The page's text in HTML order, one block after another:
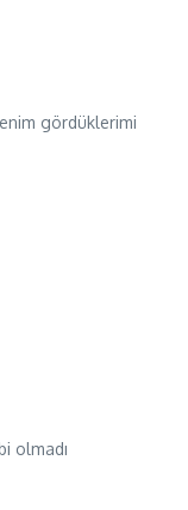
gördüklerimi
olmadı